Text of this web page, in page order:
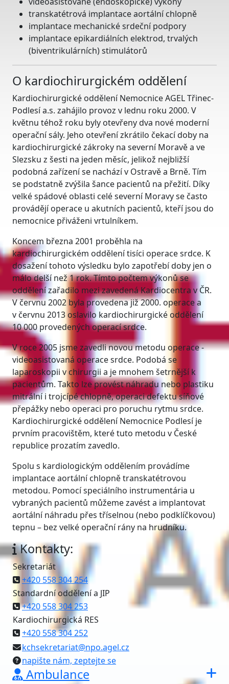
transkatétrová implantace aortální chlopně
implantace mechanické srdeční podpory
implantace epikardiálních elektrod, trvalých
(biventrikulárních) stimulátorů
O kardiochirurgickém oddělení
Kardiochirurgické oddělení Nemocnice AGEL Třinec-
Podlesí a.s. zahájilo provoz v lednu roku 2000. V
květnu téhož roku byly otevřeny dva nové moderní
operační sály. Jeho otevření zkrátilo čekací doby na
kardiochirurgické zákroky na severní Moravě a ve
Slezsku z šesti na jeden měsíc, jelikož nejbližší
podobná zařízení se nachází v Ostravě a Brně. Tím
se podstatně zvýšila šance pacientů na přežití. Díky
velké spádové oblasti celé severní Moravy se často
provádějí operace u akutních pacientů, kteří jsou do
nemocnice přiváženi vrtulníkem.
Koncem března 2001 proběhla na
kardiochirurgickém oddělení tisíci operace srdce. K
dosažení tohoto výsledku bylo zapotřebí doby jen o
málo delší než 1 rok. Tímto počtem výkonů se
oddělení zařadilo mezi zavedená Kardiocentra v ČR.
V červnu 2002 byla provedena již 2000. operace a
v červnu 2013 oslavilo kardiochirurgické oddělení
10 000 provedených operací srdce.
V roce 2005 jsme zavedli novou metodu operace -
videoasistovaná operace srdce. Podobá se
laparoskopii v chirurgii a je mnohem šetrnější k
pacientům. Takto lze provést náhradu nebo plastiku
mitrální i trojcípé chlopně, operaci defektu síňové
přepážky nebo operaci pro poruchu rytmu srdce.
Kardiochirurgické oddělení Nemocnice Podlesí je
prvním pracovištěm, které tuto metodu v České
republice prozatím zavedlo.
Spolu s kardiologickým oddělením provádíme
implantace aortální chlopně transkatétrovou
metodou. Pomocí speciálního instrumentária u
vybraných pacientů můžeme zavést a implantovat
aortální náhradu přes tříselnou (nebo podklíčkovou)
tepnu – bez velké operační rány na hrudníku.
Kontakty:
Sekretariát
+420 558 304 254
Standardní oddělení a JIP
+420 558 304 253
Kardiochirurgická RES
+420 558 304 252
kchsekretariat@npo.agel.cz
napište nám, zeptejte se
Ambulance